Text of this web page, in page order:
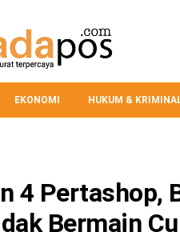
EKONOMI HUKUM &
4 Pertashop,
Bermain